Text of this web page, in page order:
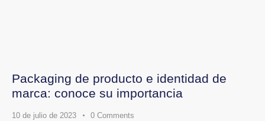
Packaging de producto e identidad de
marca: conoce su importancia
10 de julio de 2023 0 Comments